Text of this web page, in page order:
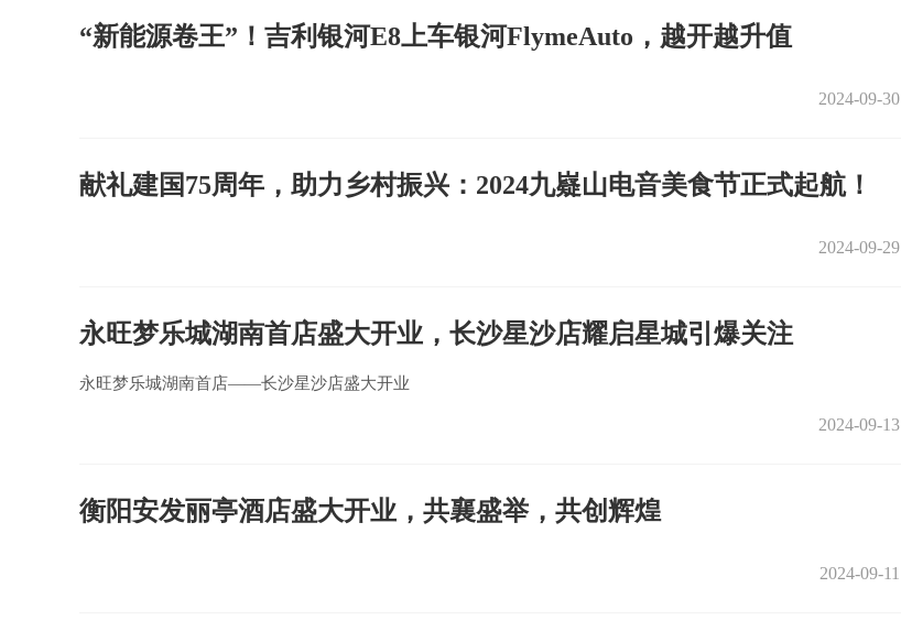
“新能源卷王”！吉利银河E8上车银河FlymeAuto，越开越升值
2024-09-30
献礼建国75周年，助力乡村振兴：2024九嶷山电音美食节正式起航！
2024-09-29
永旺梦乐城湖南首店盛大开业，长沙星沙店耀启星城引爆关注
永旺梦乐城湖南首店——长沙星沙店盛大开业
2024-09-13
衡阳安发丽亭酒店盛大开业，共襄盛举，共创辉煌
2024-09-11